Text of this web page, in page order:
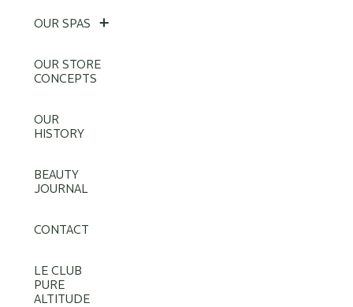
OUR SPAS
OUR STORE
CONCEPTS
OUR
HISTORY
BEAUTY
JOURNAL
CONTACT
LE CLUB
PURE
ALTITUDE